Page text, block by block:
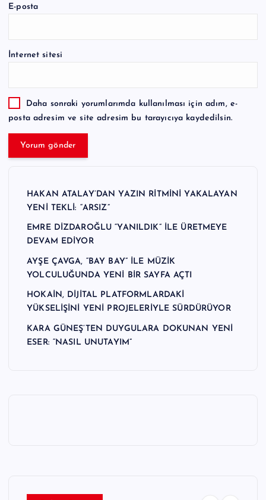
E-posta
İnternet sitesi
Daha sonraki yorumlarımda kullanılması için adım, e-
posta adresim ve site adresim bu tarayıcıya kaydedilsin.
HAKAN ATALAY’DAN YAZIN RİTMİNİ YAKALAYAN
YENİ TEKLİ: “ARSIZ”
EMRE DİZDAROĞLU “YANILDIK” İLE ÜRETMEYE
DEVAM EDİYOR
AYŞE ÇAVGA, “BAY BAY” İLE MÜZİK
YOLCULUĞUNDA YENİ BİR SAYFA AÇTI
HOKAİN, DİJİTAL PLATFORMLARDAKİ
YÜKSELİŞİNİ YENİ PROJELERİYLE SÜRDÜRÜYOR
KARA GÜNEŞ’TEN DUYGULARA DOKUNAN YENİ
ESER: “NASIL UNUTAYIM”